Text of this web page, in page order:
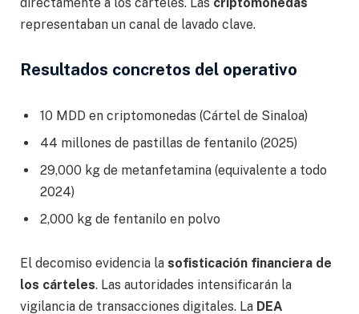
representaban un canal de lavado clave.
Resultados concretos del operativo
10 MDD en criptomonedas (Cártel de Sinaloa)
44 millones de pastillas de fentanilo (2025)
29,000 kg de metanfetamina (equivalente a todo
2024)
2,000 kg de fentanilo en polvo
El decomiso evidencia la sofisticación financiera de
los cárteles. Las autoridades intensificarán la
vigilancia de transacciones digitales. La DEA